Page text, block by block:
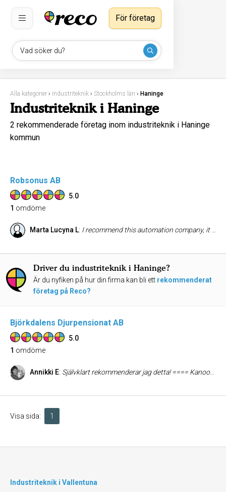
Vad söker du?
För företag
Alla kategorier › Industriteknik › Stockholms län › Haninge
Industriteknik i Haninge
2 rekommenderade företag inom industriteknik i Haninge
kommun
Robsonus AB
5.0
1 omdöme
Marta Lucyna L: I recommend this automation company, it provides great service with high level of professionalism.
Driver du industriteknik i Haninge?
Är du nyfiken på hur din firma kan bli ett rekommenderat
företag på Reco?
Björkdalens Djurpensionat AB
5.0
1 omdöme
Annikki E: Självklart rekommenderar jag detta! ==== Kanooon!! Här kan din kisse vara trygg... kan även gå ut om han/hon måste få det!
Visa sida: 1
Industriteknik i Vallentuna